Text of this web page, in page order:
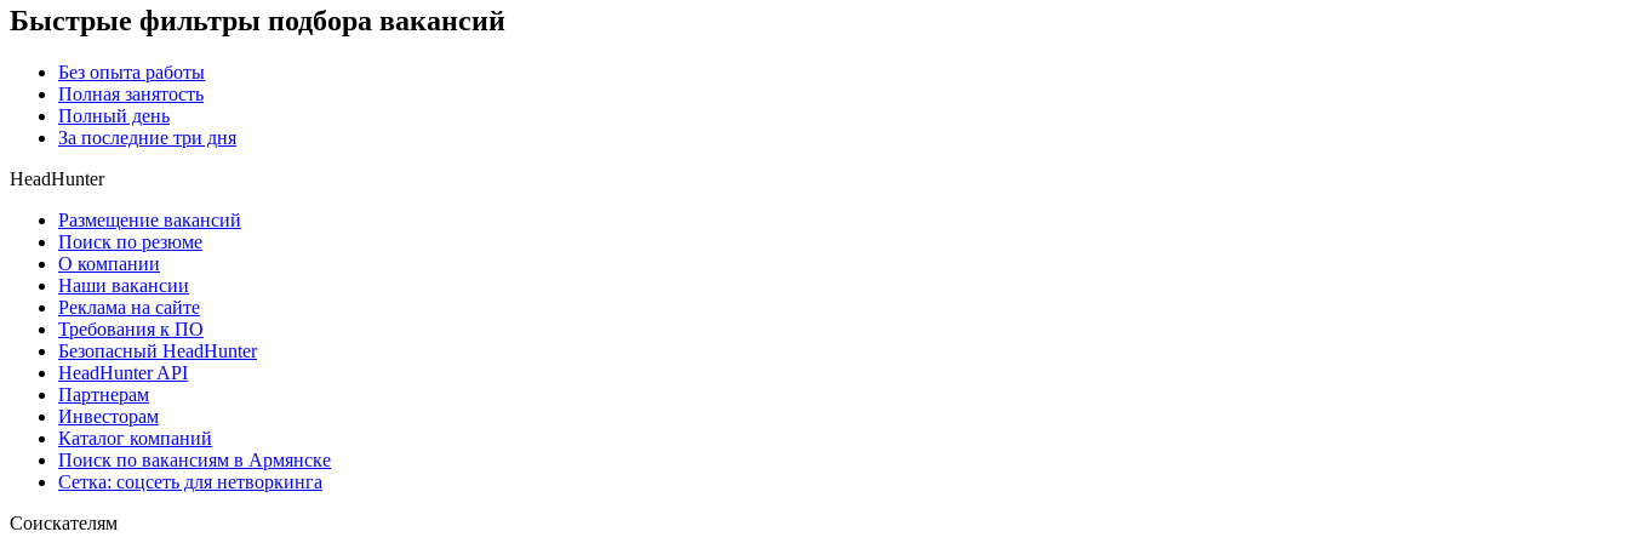
Быстрые фильтры подбора вакансий
Без опыта работы
Полная занятость
Полный день
За последние три дня
HeadHunter
Размещение вакансий
Поиск по резюме
О компании
Наши вакансии
Реклама на сайте
Требования к ПО
Безопасный HeadHunter
HeadHunter API
Партнерам
Инвесторам
Каталог компаний
Поиск по вакансиям в Армянске
Сетка: соцсеть для нетворкинга
Соискателям